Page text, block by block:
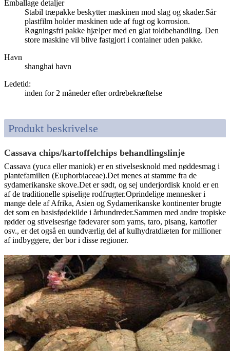
Emballage detaljer
Stabil træpakke beskytter maskinen mod slag og skader.Sår
plastfilm holder maskinen ude af fugt og korrosion.
Røgningsfri pakke hjælper med en glat toldbehandling. Den
store maskine vil blive fastgjort i container uden pakke.
Havn
shanghai havn
Ledetid:
inden for 2 måneder efter ordrebekræftelse
Produkt beskrivelse
Cassava chips/kartoffelchips behandlingslinje
Cassava (yuca eller maniok) er en stivelsesknold med nøddesmag i
plantefamilien (Euphorbiaceae).Det menes at stamme fra de
sydamerikanske skove.Det er sødt, og sej underjordisk knold er en
af ​​de traditionelle spiselige rodfrugter.Oprindelige mennesker i
mange dele af Afrika, Asien og Sydamerikanske kontinenter brugte
det som en basisfødekilde i århundreder.Sammen med andre tropiske
rødder og stivelsesrige fødevarer som yams, taro, pisang, kartofler
osv., er det også en uundværlig del af kulhydratdiæten for millioner
af indbyggere, der bor i disse regioner.